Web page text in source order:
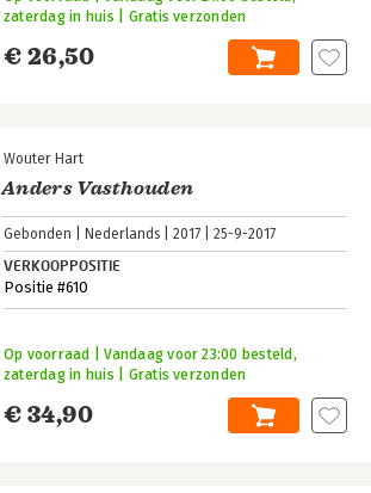
€ 26,50
zaterdag in huis | Gratis verzonden
Wouter Hart
Anders Vasthouden
Gebonden Nederlands 2017 25-9-2017
VERKOOPPOSITIE
Positie #610
€ 34,90
Op voorraad | Vandaag voor 23:00 besteld,
zaterdag in huis | Gratis verzonden